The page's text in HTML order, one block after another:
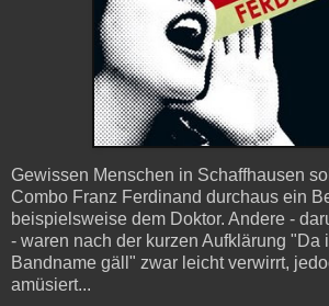
Gewissen Menschen in Schaffhausen
Combo Franz Ferdinand durchaus ein
beispielsweise dem Doktor. Andere -
- waren nach der kurzen Aufklärung "Da
Bandname gäll" zwar leicht verwirrt,
amüsiert...